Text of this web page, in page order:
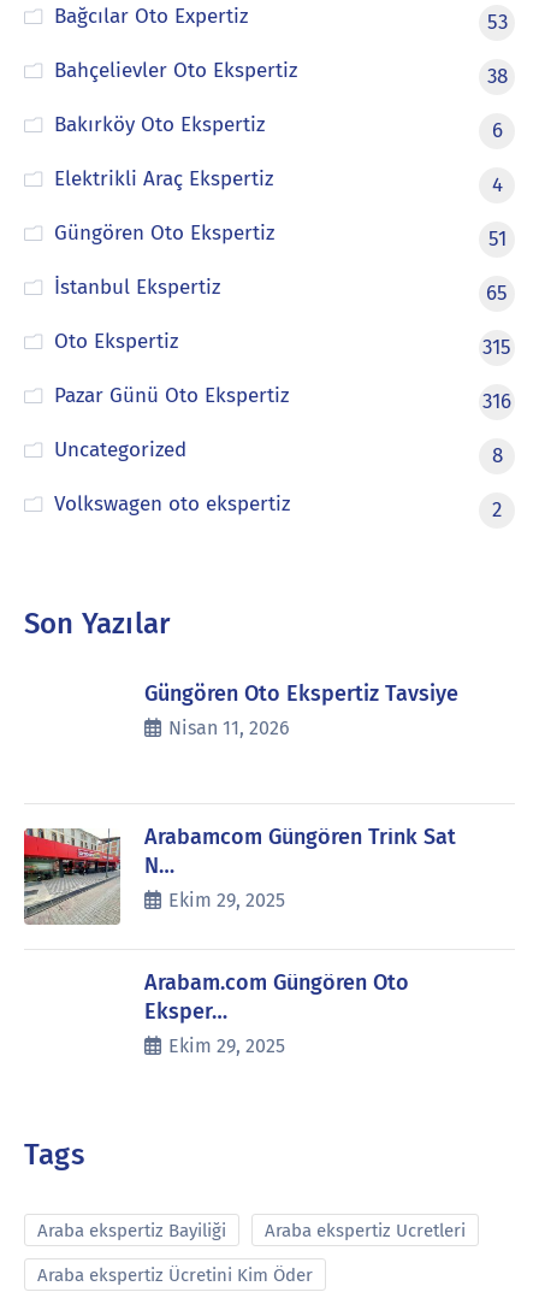
Bağcılar Oto Expertiz
53
Bahçelievler Oto Ekspertiz
38
Bakırköy Oto Ekspertiz
6
Elektrikli Araç Ekspertiz
4
Güngören Oto Ekspertiz
51
İstanbul Ekspertiz
65
Oto Ekspertiz
315
Pazar Günü Oto Ekspertiz
316
Uncategorized
8
Volkswagen oto ekspertiz
2
Son Yazılar
Güngören Oto Ekspertiz Tavsiye
Nisan 11, 2026
Arabamcom Güngören Trink Sat
N…
Ekim 29, 2025
Arabam.com Güngören Oto
Eksper…
Ekim 29, 2025
Tags
Araba ekspertiz Bayiliği Araba ekspertiz Ucretleri
Araba ekspertiz Ücretini Kim Öder